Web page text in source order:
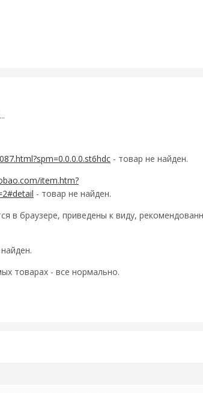
- товар не найден.
item.htm?
- товар не найден.
в браузере, приведены к виду,
товарах - все нормально.